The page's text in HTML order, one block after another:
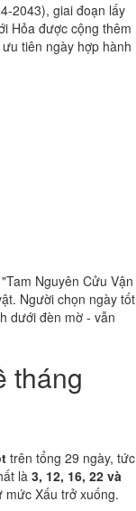
2043), giai đoạn lấy
Hỏa được cộng thêm
tiên ngày hợp hành
Nguyên Cửu Vận
Người chọn ngày tốt
dưới đèn mờ - vẫn
tháng
trên tổng 29 ngày, tức
là 3, 12, 16, 22 và
mức Xấu trở xuống.